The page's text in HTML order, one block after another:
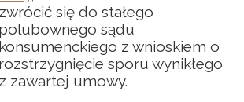
zwrócić się do stałego
polubownego sądu
konsumenckiego z wnioskiem o
rozstrzygnięcie sporu wynikłego
z zawartej umowy.